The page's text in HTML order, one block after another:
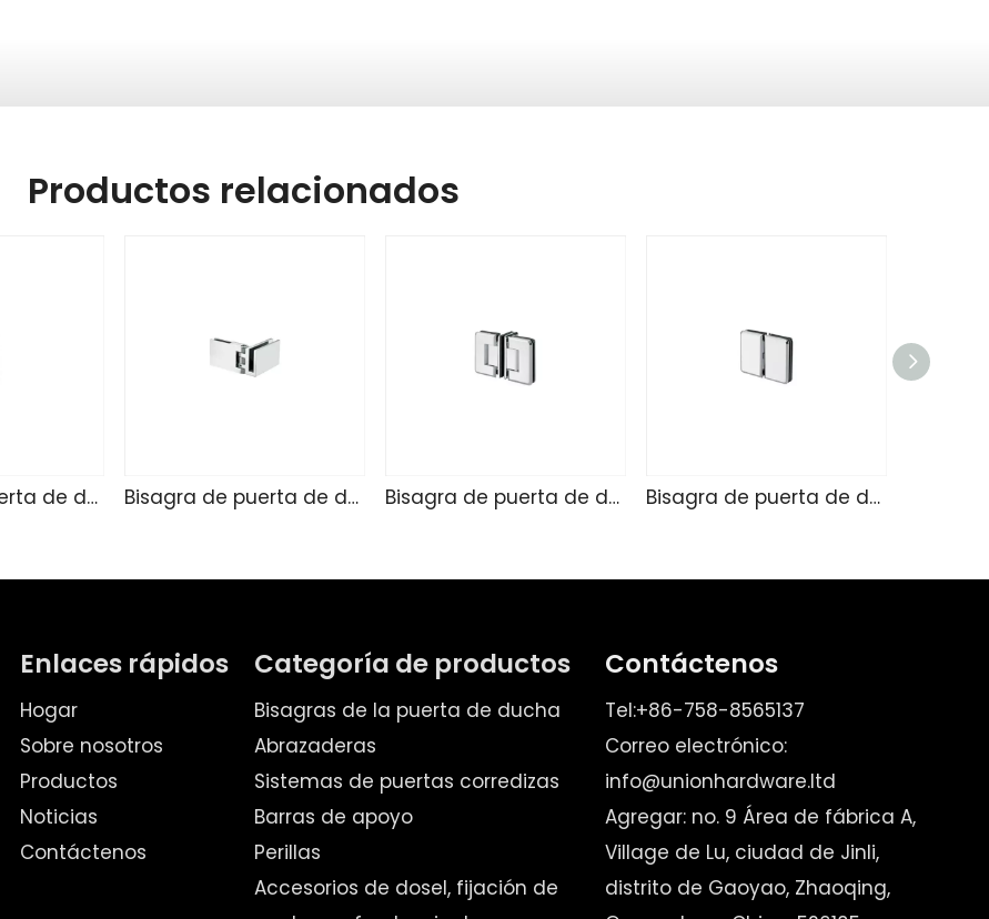
Productos relacionados
Bisagra de puerta de ducha de vidrio TD4255 Bisagra de puerta de ducha de vidrio SK4271 Bisagra de puerta de ducha de vidrio SK4215 Bisagra de puerta de ducha de vidrio SK4214
Enlaces rápidos
Hogar
Sobre nosotros
Productos
Noticias
Contáctenos
Categoría de productos
Bisagras de la puerta de ducha
Abrazaderas
Sistemas de puertas corredizas
Barras de apoyo
Perillas
Accesorios de dosel, fijación de
Contáctenos
Tel:+86-758-8565137
Correo electrónico:
info@unionhardware.ltd
Agregar: no. 9 Área de fábrica A,
Village de Lu, ciudad de Jinli,
distrito de Gaoyao, Zhaoqing,